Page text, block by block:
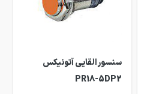
سنسور القایی آتونیکس
PR18-5DP2